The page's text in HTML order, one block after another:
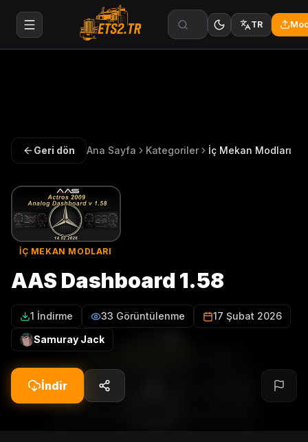
TR
Geri dön Ana Sayfa Kategoriler İç Mekan Modları
İÇ MEKAN MODLARI
AAS Dashboard 1.58
1 İndirme 33 Görüntülenme
17 Şubat 2026
Samuray Jack
İndir